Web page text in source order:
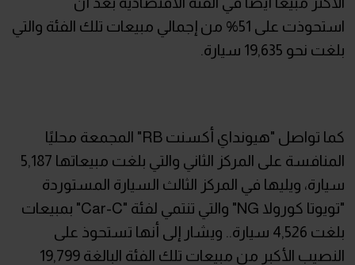
استحوذت على 51% من إجمالي مبيعات تلك الفئة والتي
بلغت نحو 19,635 سيارة.
كما تواصل "هيونداي أكسنت RB" المجمعة محليًا
المنافسة على المركز الثاني والتي بلغت مبيعاتها 5,187
سيارة، ويليها في المركز الثالث السيارة المستوردة
"تويوتا كورولا NG" والتي تنتمي لفئة "Car-C" بمبيعات
بلغت 4,526 سيارة.. ويشار إلى أنها تستحوذ على
النصيب الأكبر من مبيعات تلك الفئة البالغة 19,799